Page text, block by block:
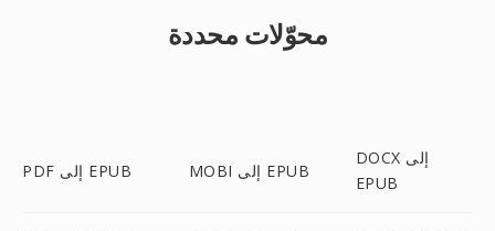
محوّلات محددة
PDF إلى EPUB MOBI إلى EPUB
DOCX إلى
EPUB